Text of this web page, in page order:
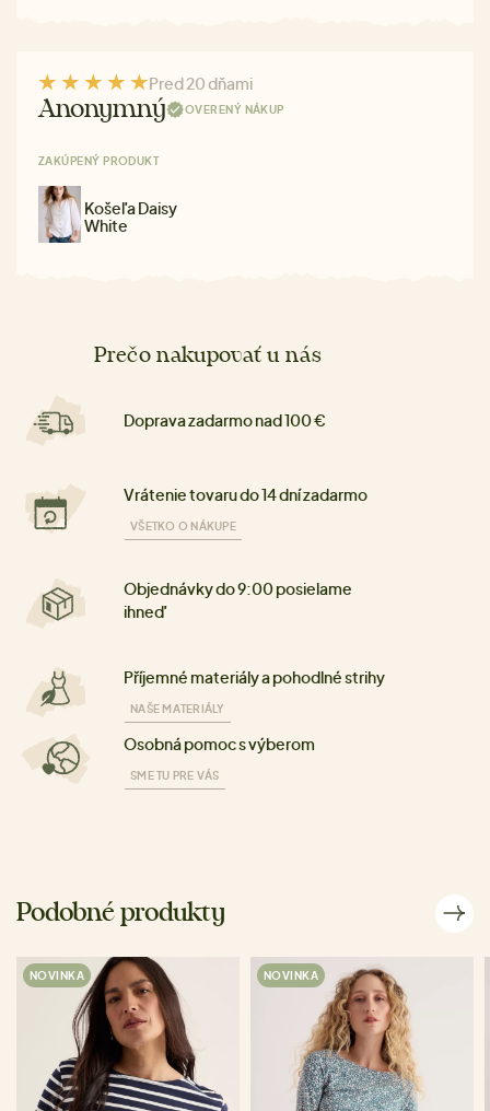
Pred 20 dňami
Anonymný OVERENÝ NÁKUP
ZAKÚPENÝ PRODUKT
Košeľa Daisy
White
Prečo nakupovať u nás
Doprava zadarmo nad 100 €
Vrátenie tovaru do 14 dní zadarmo
VŠETKO O NÁKUPE
Objednávky do 9:00 posielame
ihneď
Příjemné materiály a pohodlné strihy
NAŠE MATERIÁLY
Osobná pomoc s výberom
SME TU PRE VÁS
Podobné produkty
NOVINKA NOVINKA